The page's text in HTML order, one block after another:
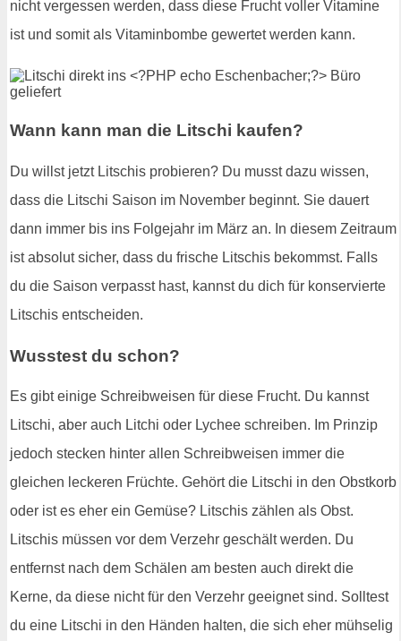
nicht vergessen werden, dass diese Frucht voller Vitamine
ist und somit als Vitaminbombe gewertet werden kann.
Wann kann man die Litschi kaufen?
Du willst jetzt Litschis probieren? Du musst dazu wissen,
dass die Litschi Saison im November beginnt. Sie dauert
dann immer bis ins Folgejahr im März an. In diesem Zeitraum
ist absolut sicher, dass du frische Litschis bekommst. Falls
du die Saison verpasst hast, kannst du dich für konservierte
Litschis entscheiden.
Wusstest du schon?
Es gibt einige Schreibweisen für diese Frucht. Du kannst
Litschi, aber auch Litchi oder Lychee schreiben. Im Prinzip
jedoch stecken hinter allen Schreibweisen immer die
gleichen leckeren Früchte. Gehört die Litschi in den Obstkorb
oder ist es eher ein Gemüse? Litschis zählen als Obst.
Litschis müssen vor dem Verzehr geschält werden. Du
entfernst nach dem Schälen am besten auch direkt die
Kerne, da diese nicht für den Verzehr geeignet sind. Solltest
du eine Litschi in den Händen halten, die sich eher mühselig